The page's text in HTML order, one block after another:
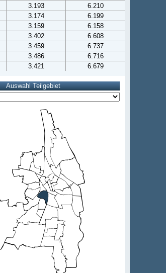
3.193
6.210
3.174
6.199
3.159
6.158
3.402
6.608
3.459
6.737
3.486
6.716
3.421 6.679